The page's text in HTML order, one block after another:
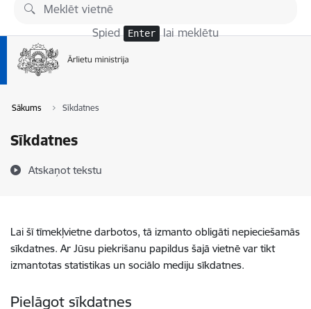
Pāriet uz lapas saturu
Spied Enter lai meklētu
Sākums Sīkdatnes
Sīkdatnes
Atskaņot tekstu
Lai šī tīmekļvietne darbotos, tā izmanto obligāti nepieciešamās
sīkdatnes. Ar Jūsu piekrišanu papildus šajā vietnē var tikt
izmantotas statistikas un sociālo mediju sīkdatnes.
Pielāgot sīkdatnes